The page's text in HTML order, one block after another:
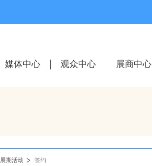
媒体中心 观众中心 展商中心
展期活动 签约